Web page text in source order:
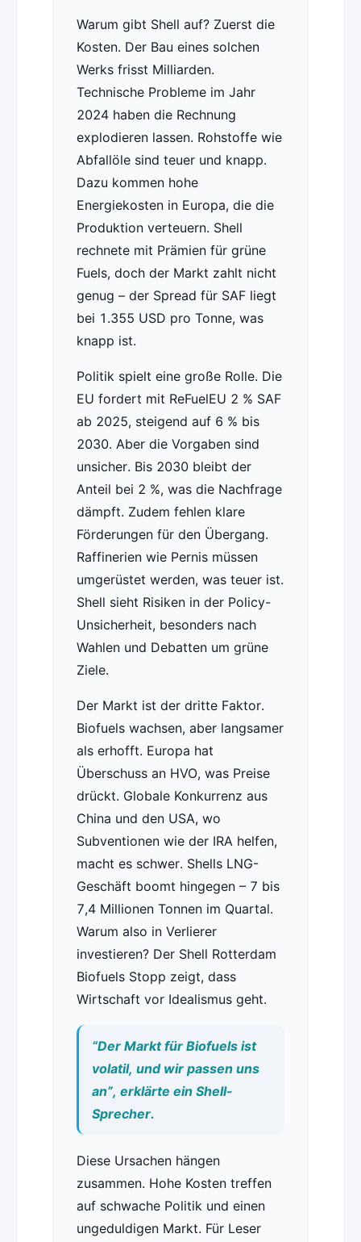
Warum gibt Shell auf? Zuerst die
Kosten. Der Bau eines solchen
Werks frisst Milliarden.
Technische Probleme im Jahr
2024 haben die Rechnung
explodieren lassen. Rohstoffe wie
Abfallöle sind teuer und knapp.
Dazu kommen hohe
Energiekosten in Europa, die die
Produktion verteuern. Shell
rechnete mit Prämien für grüne
Fuels, doch der Markt zahlt nicht
genug – der Spread für SAF liegt
bei 1.355 USD pro Tonne, was
knapp ist.
Politik spielt eine große Rolle. Die
EU fordert mit ReFuelEU 2 % SAF
ab 2025, steigend auf 6 % bis
2030. Aber die Vorgaben sind
unsicher. Bis 2030 bleibt der
Anteil bei 2 %, was die Nachfrage
dämpft. Zudem fehlen klare
Förderungen für den Übergang.
Raffinerien wie Pernis müssen
umgerüstet werden, was teuer ist.
Shell sieht Risiken in der Policy-
Unsicherheit, besonders nach
Wahlen und Debatten um grüne
Ziele.
Der Markt ist der dritte Faktor.
Biofuels wachsen, aber langsamer
als erhofft. Europa hat
Überschuss an HVO, was Preise
drückt. Globale Konkurrenz aus
China und den USA, wo
Subventionen wie der IRA helfen,
macht es schwer. Shells LNG-
Geschäft boomt hingegen – 7 bis
7,4 Millionen Tonnen im Quartal.
Warum also in Verlierer
investieren? Der Shell Rotterdam
Biofuels Stopp zeigt, dass
Wirtschaft vor Idealismus geht.
“Der Markt für Biofuels ist
volatil, und wir passen uns
an”, erklärte ein Shell-
Sprecher.
Diese Ursachen hängen
zusammen. Hohe Kosten treffen
auf schwache Politik und einen
ungeduldigen Markt. Für Leser